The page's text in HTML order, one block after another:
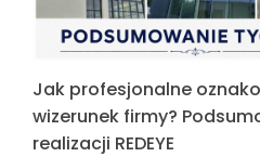
Jak profesjonalne
wizerunek firmy?
realizacji REDEYE